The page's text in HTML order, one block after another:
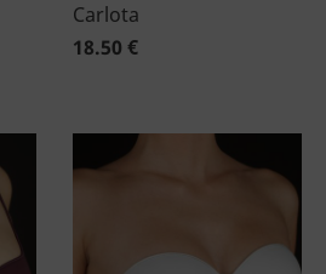
Carlota
18.50 €